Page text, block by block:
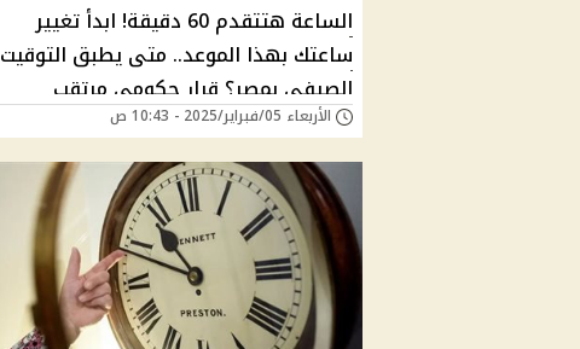
الساعة هتتقدم 60 دقيقة! ابدأ تغيير
ساعتك بهذا الموعد.. متى يطبق التوقيت
الصيفي بمصر؟ قرار حكومي مرتقب
الأربعاء 05/فبراير/2025 - 10:43 ص